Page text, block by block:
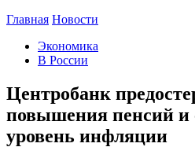
Главная Новости
Экономика
В России
Центробанк
повышения пенсий и
уровень инфляции